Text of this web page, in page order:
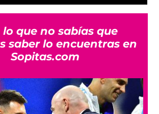
lo que no sabías que
saber lo encuentras en
Sopitas.com